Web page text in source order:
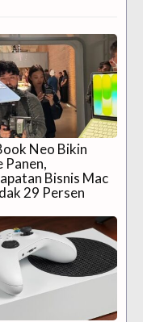
Neo Bikin
Panen,
Bisnis Mac
29 Persen